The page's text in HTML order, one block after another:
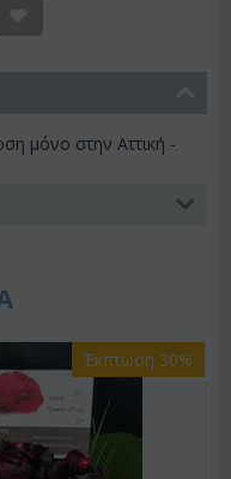
μόνο στην Αττική -
Έκπτωση 30%